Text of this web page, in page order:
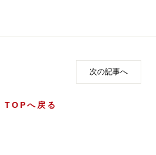
TOPへ戻る
次の記事へ